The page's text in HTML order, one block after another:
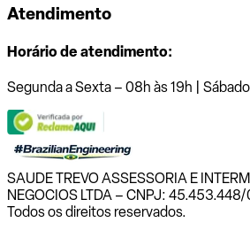
Atendimento
Horário de atendimento:
Segunda a Sexta – 08h às 19h |
SAUDE TREVO ASSESSORIA E
NEGOCIOS LTDA – CNPJ:
Todos os direitos reservados.